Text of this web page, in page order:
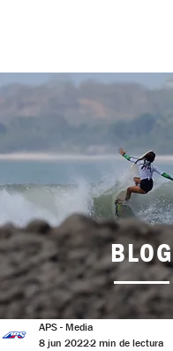
BLOG
APS - Media
8 jun 20222 min de lectura